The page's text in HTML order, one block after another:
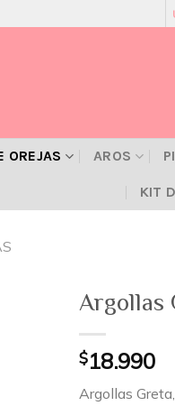
OREJAS AROS
KIT
Argollas
$18.990
Argollas